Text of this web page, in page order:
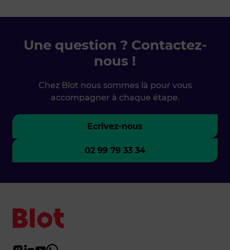
Une question ? Contactez-
nous !
Chez Blot nous sommes là pour vous
accompagner à chaque étape.
Ecrivez-nous
02 99 79 33 34